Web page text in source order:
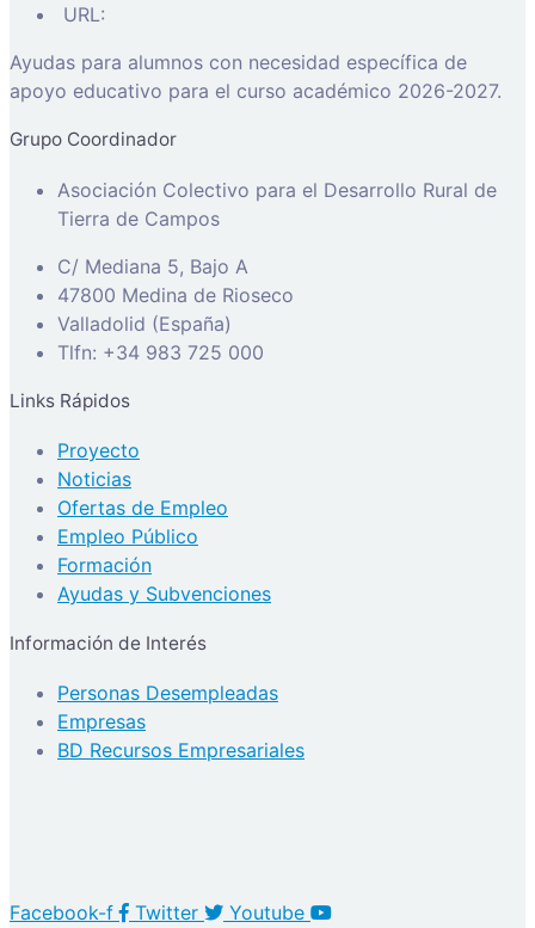
URL:
Ayudas para alumnos con necesidad específica de
apoyo educativo para el curso académico 2026-2027.
Grupo Coordinador
Asociación Colectivo para el Desarrollo Rural de
Tierra de Campos
C/ Mediana 5, Bajo A
47800 Medina de Rioseco
Valladolid (España)
Tlfn: +34 983 725 000
Links Rápidos
Proyecto
Noticias
Ofertas de Empleo
Empleo Público
Formación
Ayudas y Subvenciones
Información de Interés
Personas Desempleadas
Empresas
BD Recursos Empresariales
Facebook-f Twitter
Youtube